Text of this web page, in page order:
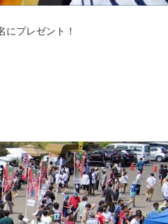
プレゼント！